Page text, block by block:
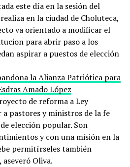
este día en la sesión del
en la ciudad de Choluteca,
va orientado a modificar el
para abrir paso a los
aspirar a puestos de elección
la Alianza Patriótica para
Amado López
de reforma a Ley
pastores y ministros de la fe
elección popular. Son
y con una misión en la
permitírseles también
Oliva.